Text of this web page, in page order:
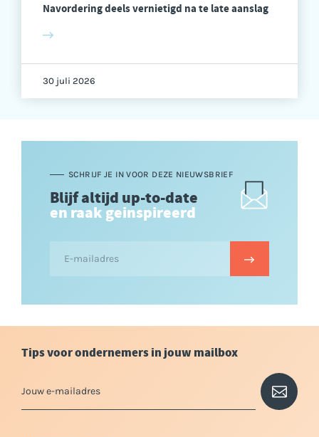
Navordering deels vernietigd na te late aanslag
30 juli 2026
SCHRIJF JE IN VOOR DEZE NIEUWSBRIEF
Blijf altijd up-to-date
en raak geinspireerd
Tips voor ondernemers in jouw mailbox